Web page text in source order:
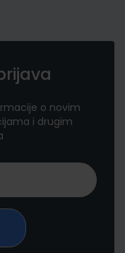
o novim
i drugim